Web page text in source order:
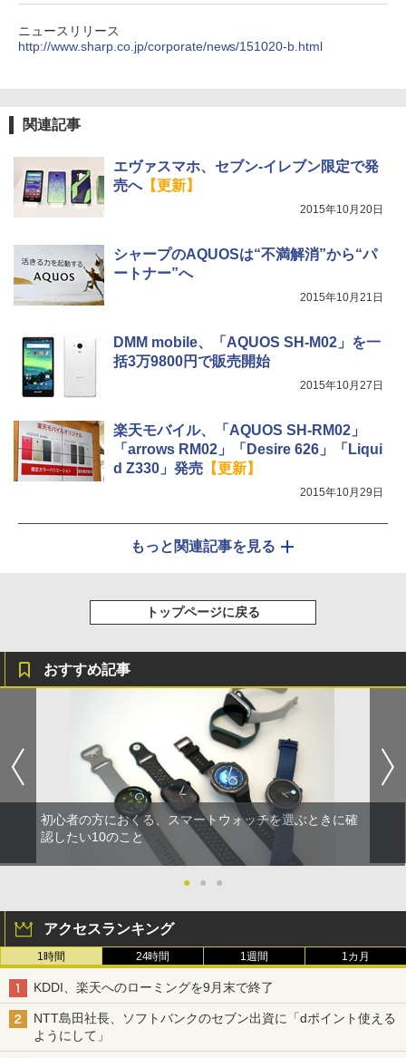
ニュースリリース
http://www.sharp.co.jp/corporate/news/151020-b.html
関連記事
エヴァスマホ、セブン-イレブン限定で発
売へ【更新】
2015年10月20日
シャープのAQUOSは“不満解消”から“パ
ートナー”へ
2015年10月21日
DMM mobile、「AQUOS SH-M02」を一
括3万9800円で販売開始
2015年10月27日
楽天モバイル、「AQUOS SH-RM02」
「arrows RM02」「Desire 626」「Liqui
d Z330」発売【更新】
2015年10月29日
もっと関連記事を見る
トップページに戻る
おすすめ記事
初心者の方におくる、スマートウォッチを選ぶときに確
認したい10のこと
● ● ●
アクセスランキング
1時間 24時間 1週間 1カ月
KDDI、楽天へのローミングを9月末で終了
NTT島田社長、ソフトバンクのセブン出資に「dポイント使える
ようにして」